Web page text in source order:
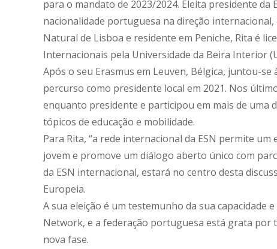
para o mandato de 2023/2024. Eleita presidente da
nacionalidade portuguesa na direção internacional,
Natural de Lisboa e residente em Peniche, Rita é
Internacionais pela Universidade da Beira Interior
Após o seu Erasmus em Leuven, Bélgica, juntou-se
percurso como presidente local em 2021. Nos
enquanto presidente e participou em mais de uma
tópicos de educação e mobilidade.
Para Rita, “a rede internacional da ESN permite
jovem e promove um diálogo aberto único com
da ESN internacional, estará no centro desta
Europeia.
A sua eleição é um testemunho da sua capacidade
Network, e a federação portuguesa está grata por
nova fase.